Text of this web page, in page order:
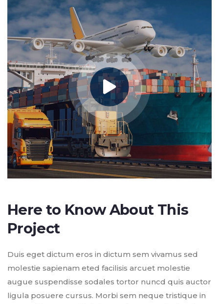
Here to Know About This
Project
Duis eget dictum eros in dictum sem vivamus sed
molestie sapienam eted facilisis arcuet molestie
augue suspendisse sodales tortor nuncd quis auctor
ligula posuere cursus. Morbi sem neque tristique in